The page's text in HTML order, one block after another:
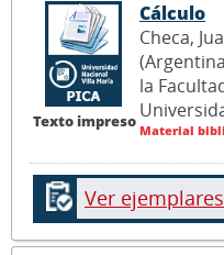
Texto impreso
Cálculo
Checa,
la
Material
Ver ejemplares